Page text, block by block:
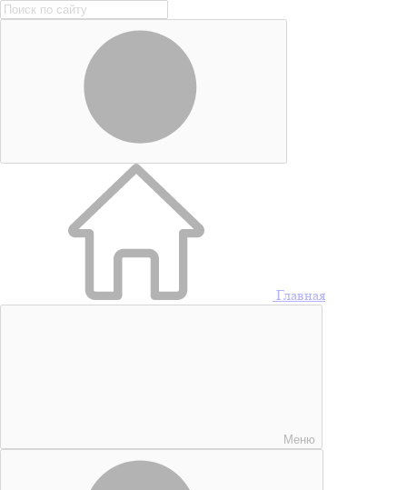
Главная
Меню